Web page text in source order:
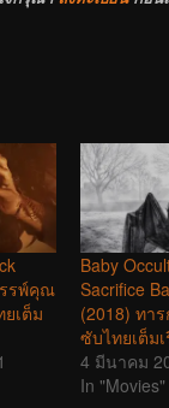
รรพ์คุณ
เต็ม
Baby
Sacrifice
(2018) ทา
ซับไทยเต็ม
4 มีนาคม
In "Movies"